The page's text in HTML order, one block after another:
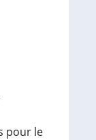
pour le